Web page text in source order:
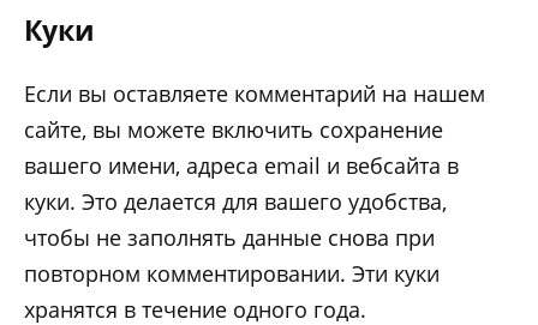
Куки
Если вы оставляете комментарий на нашем
сайте, вы можете включить сохранение
вашего имени, адреса email и вебсайта в
куки. Это делается для вашего удобства,
чтобы не заполнять данные снова при
повторном комментировании. Эти куки
хранятся в течение одного года.